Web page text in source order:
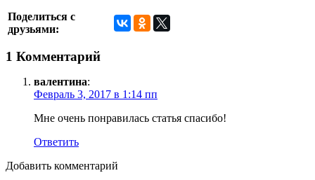
Поделиться с
друзьями:
1 Комментарий
валентина:
Февраль 3, 2017 в 1:14 пп
Мне очень понравилась статья спасибо!
Ответить
Добавить комментарий